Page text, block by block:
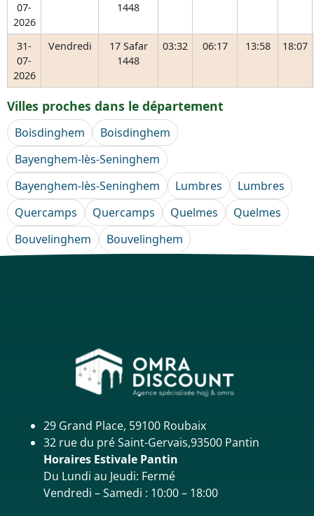
07-
2026
1448
31-
07-
2026
Vendredi
17 Safar
1448
03:32 06:17 13:58 18:07
Villes proches dans le département
Boisdinghem
Boisdinghem
Bayenghem-lès-Seninghem
Bayenghem-lès-Seninghem
Lumbres
Lumbres
Quercamps
Quercamps Quelmes
Quelmes
Bouvelinghem
Bouvelinghem
29 Grand Place, 59100 Roubaix
32 rue du pré Saint-Gervais,93500 Pantin
Horaires Estivale Pantin
Du Lundi au Jeudi: Fermé
Vendredi – Samedi : 10:00 – 18:00